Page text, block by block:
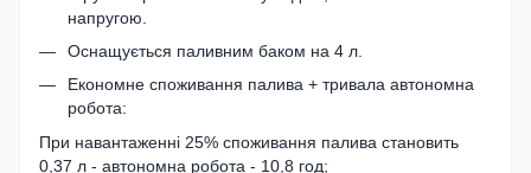
напругою.
Оснащується паливним баком на 4 л.
Економне споживання палива + тривала автономна
робота:
При навантаженні 25% споживання палива становить
0,37 л - автономна робота - 10,8 год;